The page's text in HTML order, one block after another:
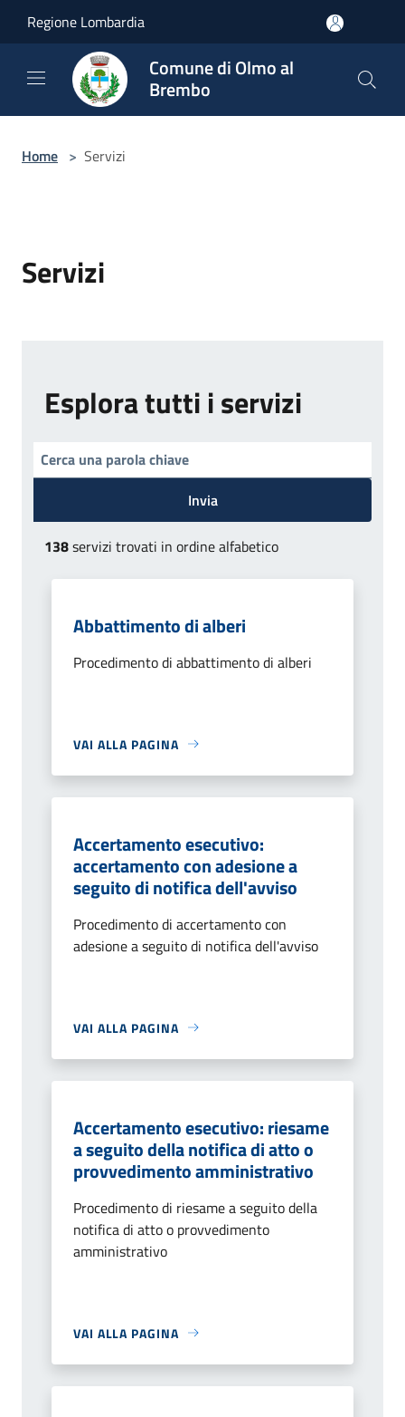
Regione Lombardia
Comune di Olmo al
Brembo
Home > Servizi
Servizi
Esplora tutti i servizi
Invia
138servizi trovati in ordine alfabetico
Abbattimento di alberi
Procedimento di abbattimento di alberi
VAI ALLA PAGINA
Accertamento esecutivo:
accertamento con adesione a
seguito di notifica dell'avviso
Procedimento di accertamento con
adesione a seguito di notifica dell'avviso
VAI ALLA PAGINA
Accertamento esecutivo: riesame
a seguito della notifica di atto o
provvedimento amministrativo
Procedimento di riesame a seguito della
notifica di atto o provvedimento
amministrativo
VAI ALLA PAGINA